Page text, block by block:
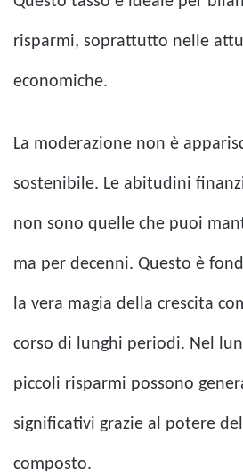
risparmi, soprattutto nelle
economiche.
La moderazione non è
sostenibile. Le abitudini
non sono quelle che puoi
ma per decenni. Questo è
la vera magia della crescita
corso di lunghi periodi. Nel
piccoli risparmi possono
significativi grazie al potere
composto.